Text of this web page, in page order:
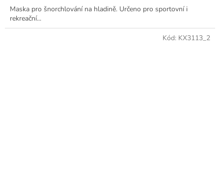
Maska pro šnorchlování na hladině. Určeno pro sportovní i
rekreační...
Kód: KX3113_2